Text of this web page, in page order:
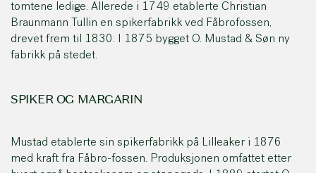
tomtene ledige. Allerede i 1749 etablerte Christian
Braunmann Tullin en spikerfabrikk ved Fåbrofossen,
drevet frem til 1830. I 1875 bygget O. Mustad & Søn ny
fabrikk på stedet.
SPIKER OG MARGARIN
Mustad etablerte sin spikerfabrikk på Lilleaker i 1876
med kraft fra Fåbro-fossen. Produksjonen omfattet etter